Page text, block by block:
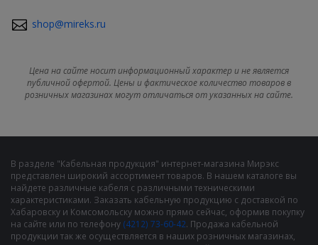
shop@mireks.ru
Цена на сайте носит информационный характер и не является
публичной офертой. Цены и фактическое количество товаров в
розничных магазинах могут отличаться от указанных на сайте.
В разделе "Кабельная продукция" интернет-магазина Мирэкс
представлен широкий ассортимент товаров. В нашем каталоге вы
найдете различные кабеля с различными техническими
характеристиками. Заказать кабельную продукцию с доставкой по
Хабаровску и Комсомольску можно прямо сейчас, оформив покупку
на сайте или по телефону (4212) 73-60-42. Продажа кабельной
продукции так же осуществляется в наших розничных магазинах,